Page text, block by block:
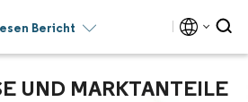
Bericht
UND MARKTANTEILE F